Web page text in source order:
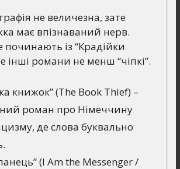
не величезна, зате
має впізнаваний нерв.
починають із “Крадійки
інші романи не менш “чіпкі”.
книжок” (The Book Thief) –
роман про Німеччину
де слова буквально
(I Am the Messenger /